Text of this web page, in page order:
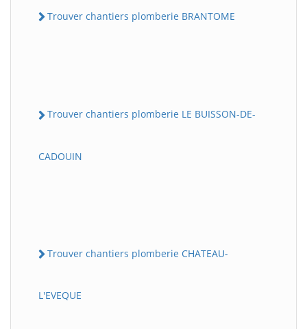
Trouver chantiers plomberie BRANTOME
Trouver chantiers plomberie LE BUISSON-DE-
CADOUIN
Trouver chantiers plomberie CHATEAU-
L'EVEQUE